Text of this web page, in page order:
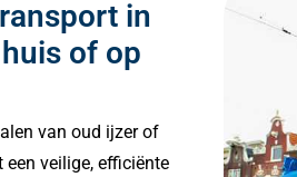
in
of op
van oud ijzer of
een veilige, efficiënte